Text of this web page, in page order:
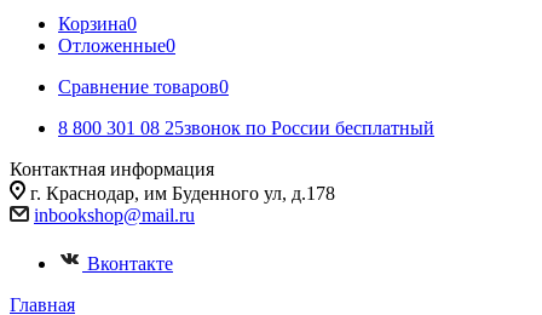
Корзина0
Отложенные0
Сравнение товаров0
8 800 301 08 25звонок по России бесплатный
Контактная информация
г. Краснодар, им Буденного ул, д.178
inbookshop@mail.ru
Вконтакте
Главная